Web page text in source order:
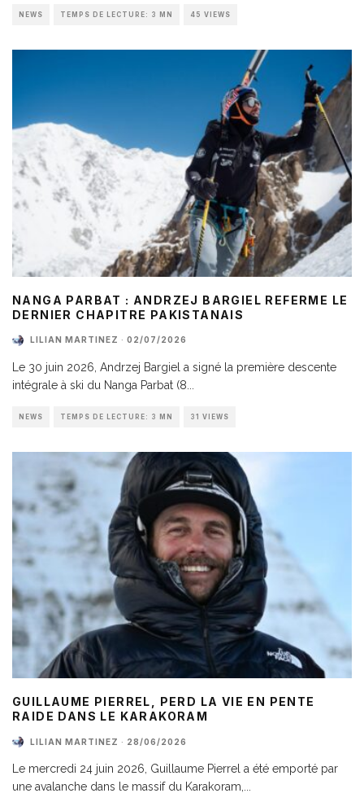
NEWS TEMPS DE LECTURE: 3 MN 45 VIEWS
NANGA PARBAT : ANDRZEJ BARGIEL REFERME LE
DERNIER CHAPITRE PAKISTANAIS
LILIAN MARTINEZ · 02/07/2026
Le 30 juin 2026, Andrzej Bargiel a signé la première descente
intégrale à ski du Nanga Parbat (8
NEWS TEMPS DE LECTURE: 3 MN 31 VIEWS
GUILLAUME PIERREL, PERD LA VIE EN PENTE
RAIDE DANS LE KARAKORAM
LILIAN MARTINEZ · 28/06/2026
Le mercredi 24 juin 2026, Guillaume Pierrel a été emporté par
une avalanche dans le massif du Karakoram,...